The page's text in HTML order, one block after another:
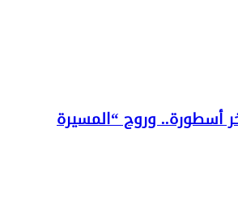
أسطورة.. وروح “المسيرة